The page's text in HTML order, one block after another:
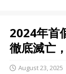
2024年首
徹底滅亡
August 23, 2025